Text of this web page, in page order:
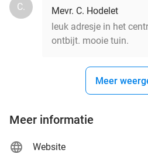
C.
Mevr. C. Hodelet
leuk adresje in het
ontbijt. mooie tuin.
Meer
Meer informatie
Website